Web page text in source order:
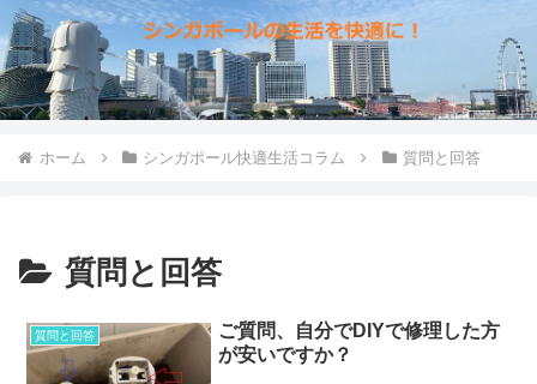
ホーム シンガポール快適生活コラム 質問と回答
質問と回答
質問と回答
ご質問、自分でDIYで修理した方
が安いですか？